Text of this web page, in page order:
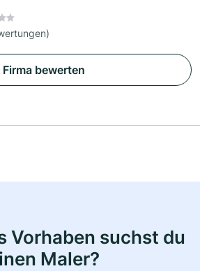
Firma bewerten
Vorhaben suchst du
Maler?